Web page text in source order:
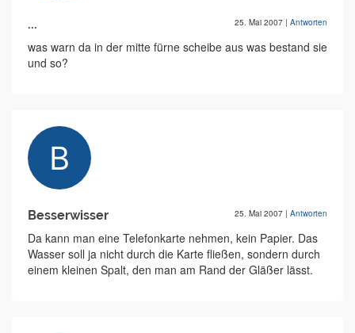
... 25. Mai 2007 | Antworten
was warn da in der mitte fürne scheibe aus was bestand sie
und so?
Besserwisser 25. Mai 2007 | Antworten
Da kann man eine Telefonkarte nehmen, kein Papier. Das
Wasser soll ja nicht durch die Karte fließen, sondern durch
einem kleinen Spalt, den man am Rand der Gläßer lässt.